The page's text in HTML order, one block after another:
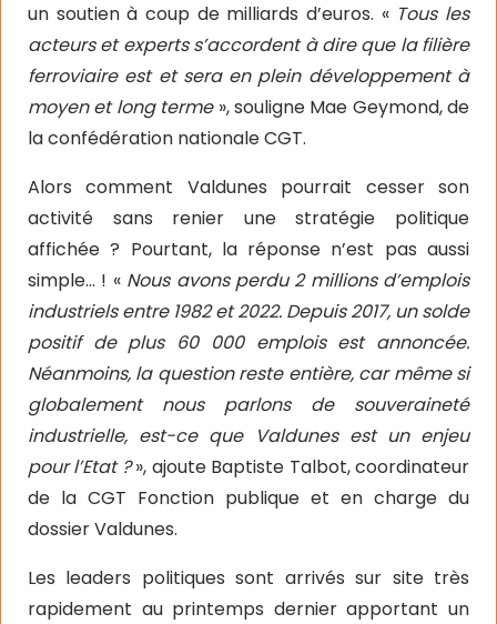
un soutien à coup de milliards d’euros. « Tous les
acteurs et experts s’accordent à dire que la filière
ferroviaire est et sera en plein développement à
moyen et long terme», souligne Mae Geymond, de
la confédération nationale CGT.
Alors comment Valdunes pourrait cesser son
activité sans renier une stratégie politique
affichée ? Pourtant, la réponse n’est pas aussi
simple… ! « Nous avons perdu 2 millions d’emplois
industriels entre 1982 et 2022. Depuis 2017, un solde
positif de plus 60 000 emplois est annoncée.
Néanmoins, la question reste entière, car même si
globalement nous parlons de souveraineté
industrielle, est-ce que Valdunes est un enjeu
pour l’Etat ?», ajoute Baptiste Talbot, coordinateur
de la CGT Fonction publique et en charge du
dossier Valdunes.
Les leaders politiques sont arrivés sur site très
rapidement au printemps dernier apportant un